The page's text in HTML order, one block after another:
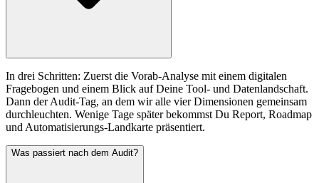
In drei Schritten: Zuerst die Vorab-Analyse mit einem digitalen
Fragebogen und einem Blick auf Deine Tool- und Datenlandschaft.
Dann der Audit-Tag, an dem wir alle vier Dimensionen gemeinsam
durchleuchten. Wenige Tage später bekommst Du Report, Roadmap
und Automatisierungs-Landkarte präsentiert.
Was passiert nach dem Audit?